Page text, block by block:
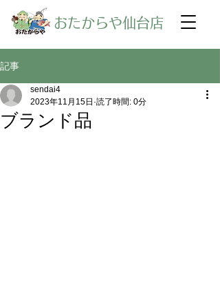
​おたからや仙台店
記事
ブランド品
sendai4
2023年11月15日 読了時間: 0分